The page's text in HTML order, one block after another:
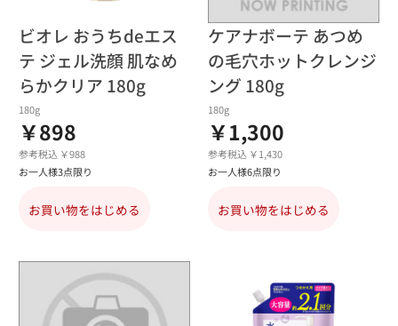
ビオレ おうちdeエス
テ ジェル洗顔 肌なめ
らかクリア 180g
180g
￥898
参考税込 ￥988
お一人様3点限り
お買い物をはじめる
ケアナボーテ あつめ
の毛穴ホットクレンジ
ング 180g
180g
￥1,300
参考税込 ￥1,430
お一人様6点限り
お買い物をはじめる